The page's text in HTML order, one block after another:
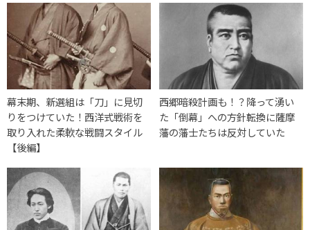
幕末期、新選組は「刀」に見切
りをつけていた！西洋式戦術を
取り入れた柔軟な戦闘スタイル
【後編】
西郷暗殺計画も！？降って湧い
た「倒幕」への方針転換に薩摩
藩の藩士たちは反対していた